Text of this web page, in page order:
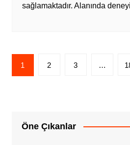
sağlamaktadır. Alanında
Yazı
sayfalandırması
1 2 3 …
Öne Çıkanlar